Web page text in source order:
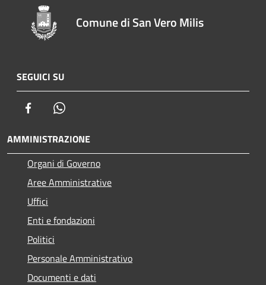
Comune di San Vero Milis
SEGUICI SU
Facebook
AMMINISTRAZIONE
Organi di Governo
Aree Amministrative
Uffici
Enti e fondazioni
Politici
Personale Amministrativo
Documenti e dati